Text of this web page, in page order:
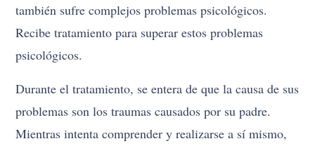
también sufre complejos problemas psicológicos.
Recibe tratamiento para superar estos problemas
psicológicos.
Durante el tratamiento, se entera de que la causa de sus
problemas son los traumas causados por su padre.
Mientras intenta comprender y realizarse a sí mismo,